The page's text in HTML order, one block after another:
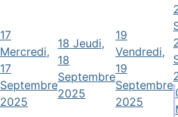
17
Mercredi,
17
Septembre
2025
18 Jeudi,
18
Septembre
2025
19
Vendredi,
19
Septembre
2025